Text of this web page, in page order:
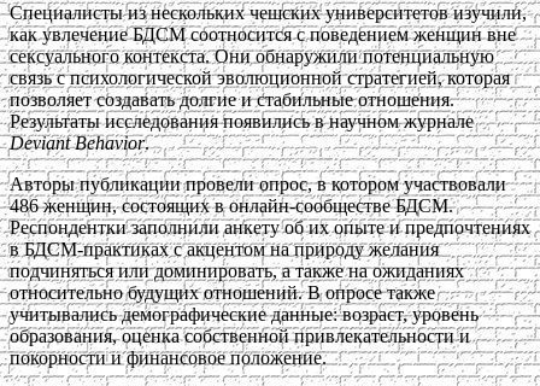
Специалисты из нескольких чешских университетов изучили,
как увлечение БДСМ соотносится с поведением женщин вне
сексуального контекста. Они обнаружили потенциальную
связь с психологической эволюционной стратегией, которая
позволяет создавать долгие и стабильные отношения.
Результаты исследования появились в научном журнале
Deviant Behavior.
Авторы публикации провели опрос, в котором участвовали
486 женщин, состоящих в онлайн-сообществе БДСМ.
Респондентки заполнили анкету об их опыте и предпочтениях
в БДСМ-практиках с акцентом на природу желания
подчиняться или доминировать, а также на ожиданиях
относительно будущих отношений. В опросе также
учитывались демографические данные: возраст, уровень
образования, оценка собственной привлекательности и
покорности и финансовое положение.